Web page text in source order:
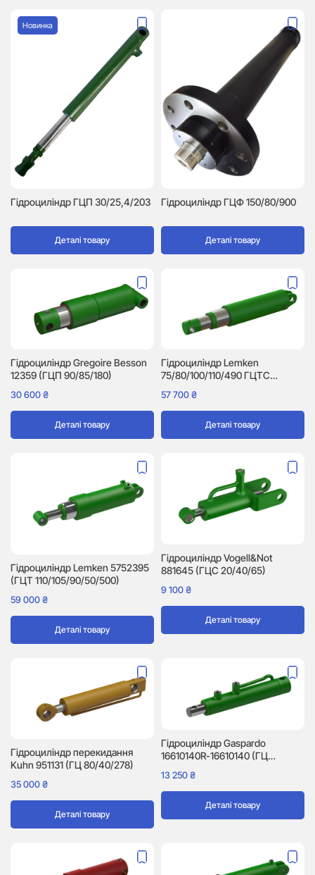
Гідроциліндр ГЦП 30/25,4/203
Деталі товару
Новинка
Гідроциліндр ГЦФ 150/80/900
Деталі товару
Гідроциліндр Gregoire Besson
12359 (ГЦП 90/85/180)
30 600₴
Деталі товару
Гідроциліндр Lemken
75/80/100/110/490 ГЦТС
57 700₴
Деталі товару
Гідроциліндр Lemken 5752395
(ГЦТ 110/105/90/50/500)
59 000₴
Деталі товару
Гідроциліндр Vogell&Not
881645 (ГЦС 20/40/65)
9 100₴
Деталі товару
Гідроциліндр перекидання
Kuhn 951131 (ГЦ 80/40/278)
35 000₴
Деталі товару
Гідроциліндр Gaspardo
16610140R-16610140 (ГЦ
40/30/155)
13 250₴
Деталі товару